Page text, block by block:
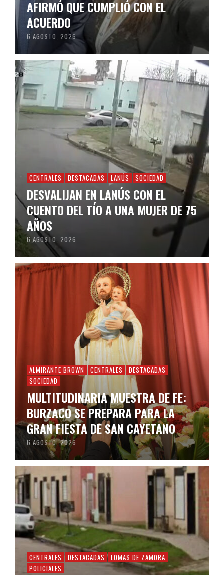
AFIRMÓ QUE CUMPLIÓ CON EL
ACUERDO
6 AGOSTO, 2026
CENTRALES DESTACADAS LANÚS SOCIEDAD
DESVALIJAN EN LANÚS CON EL
CUENTO DEL TÍO A UNA MUJER DE 75
AÑOS
6 AGOSTO, 2026
ALMIRANTE BROWN CENTRALES
DESTACADAS
SOCIEDAD
MULTITUDINARIA MUESTRA DE FE:
BURZACO SE PREPARA PARA LA
GRAN FIESTA DE SAN CAYETANO
6 AGOSTO, 2026
CENTRALES DESTACADAS
LOMAS DE ZAMORA
POLICIALES